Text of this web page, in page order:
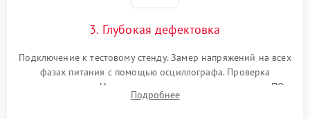
3. Глубокая дефектовка
Подключение к тестовому стенду. Замер напряжений на всех
фазах питания с помощью осциллографа. Проверка
инициализации. Использование специализированного ПО
MATS
Подробнее